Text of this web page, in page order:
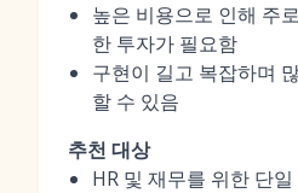
높은 비용으로 인해 주
한 투자가 필요함
구현이 길고 복잡하며
할 수 있음
추천 대상
HR 및 재무를 위한 단